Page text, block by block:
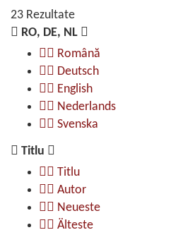
23 Rezultate
RO, DE, NL
Română
Deutsch
English
Nederlands
Svenska
Titlu
Titlu
Autor
Neueste
Älteste